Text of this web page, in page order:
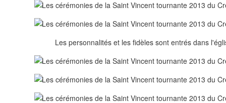
Les personnalités et les fidèles sont entrés dans